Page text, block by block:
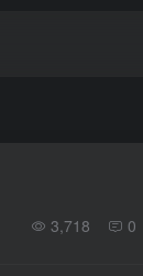
3,718 0